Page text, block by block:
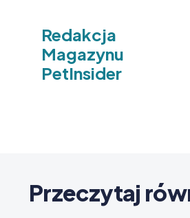
Redakcja
Magazynu
PetInsider
Przeczytaj